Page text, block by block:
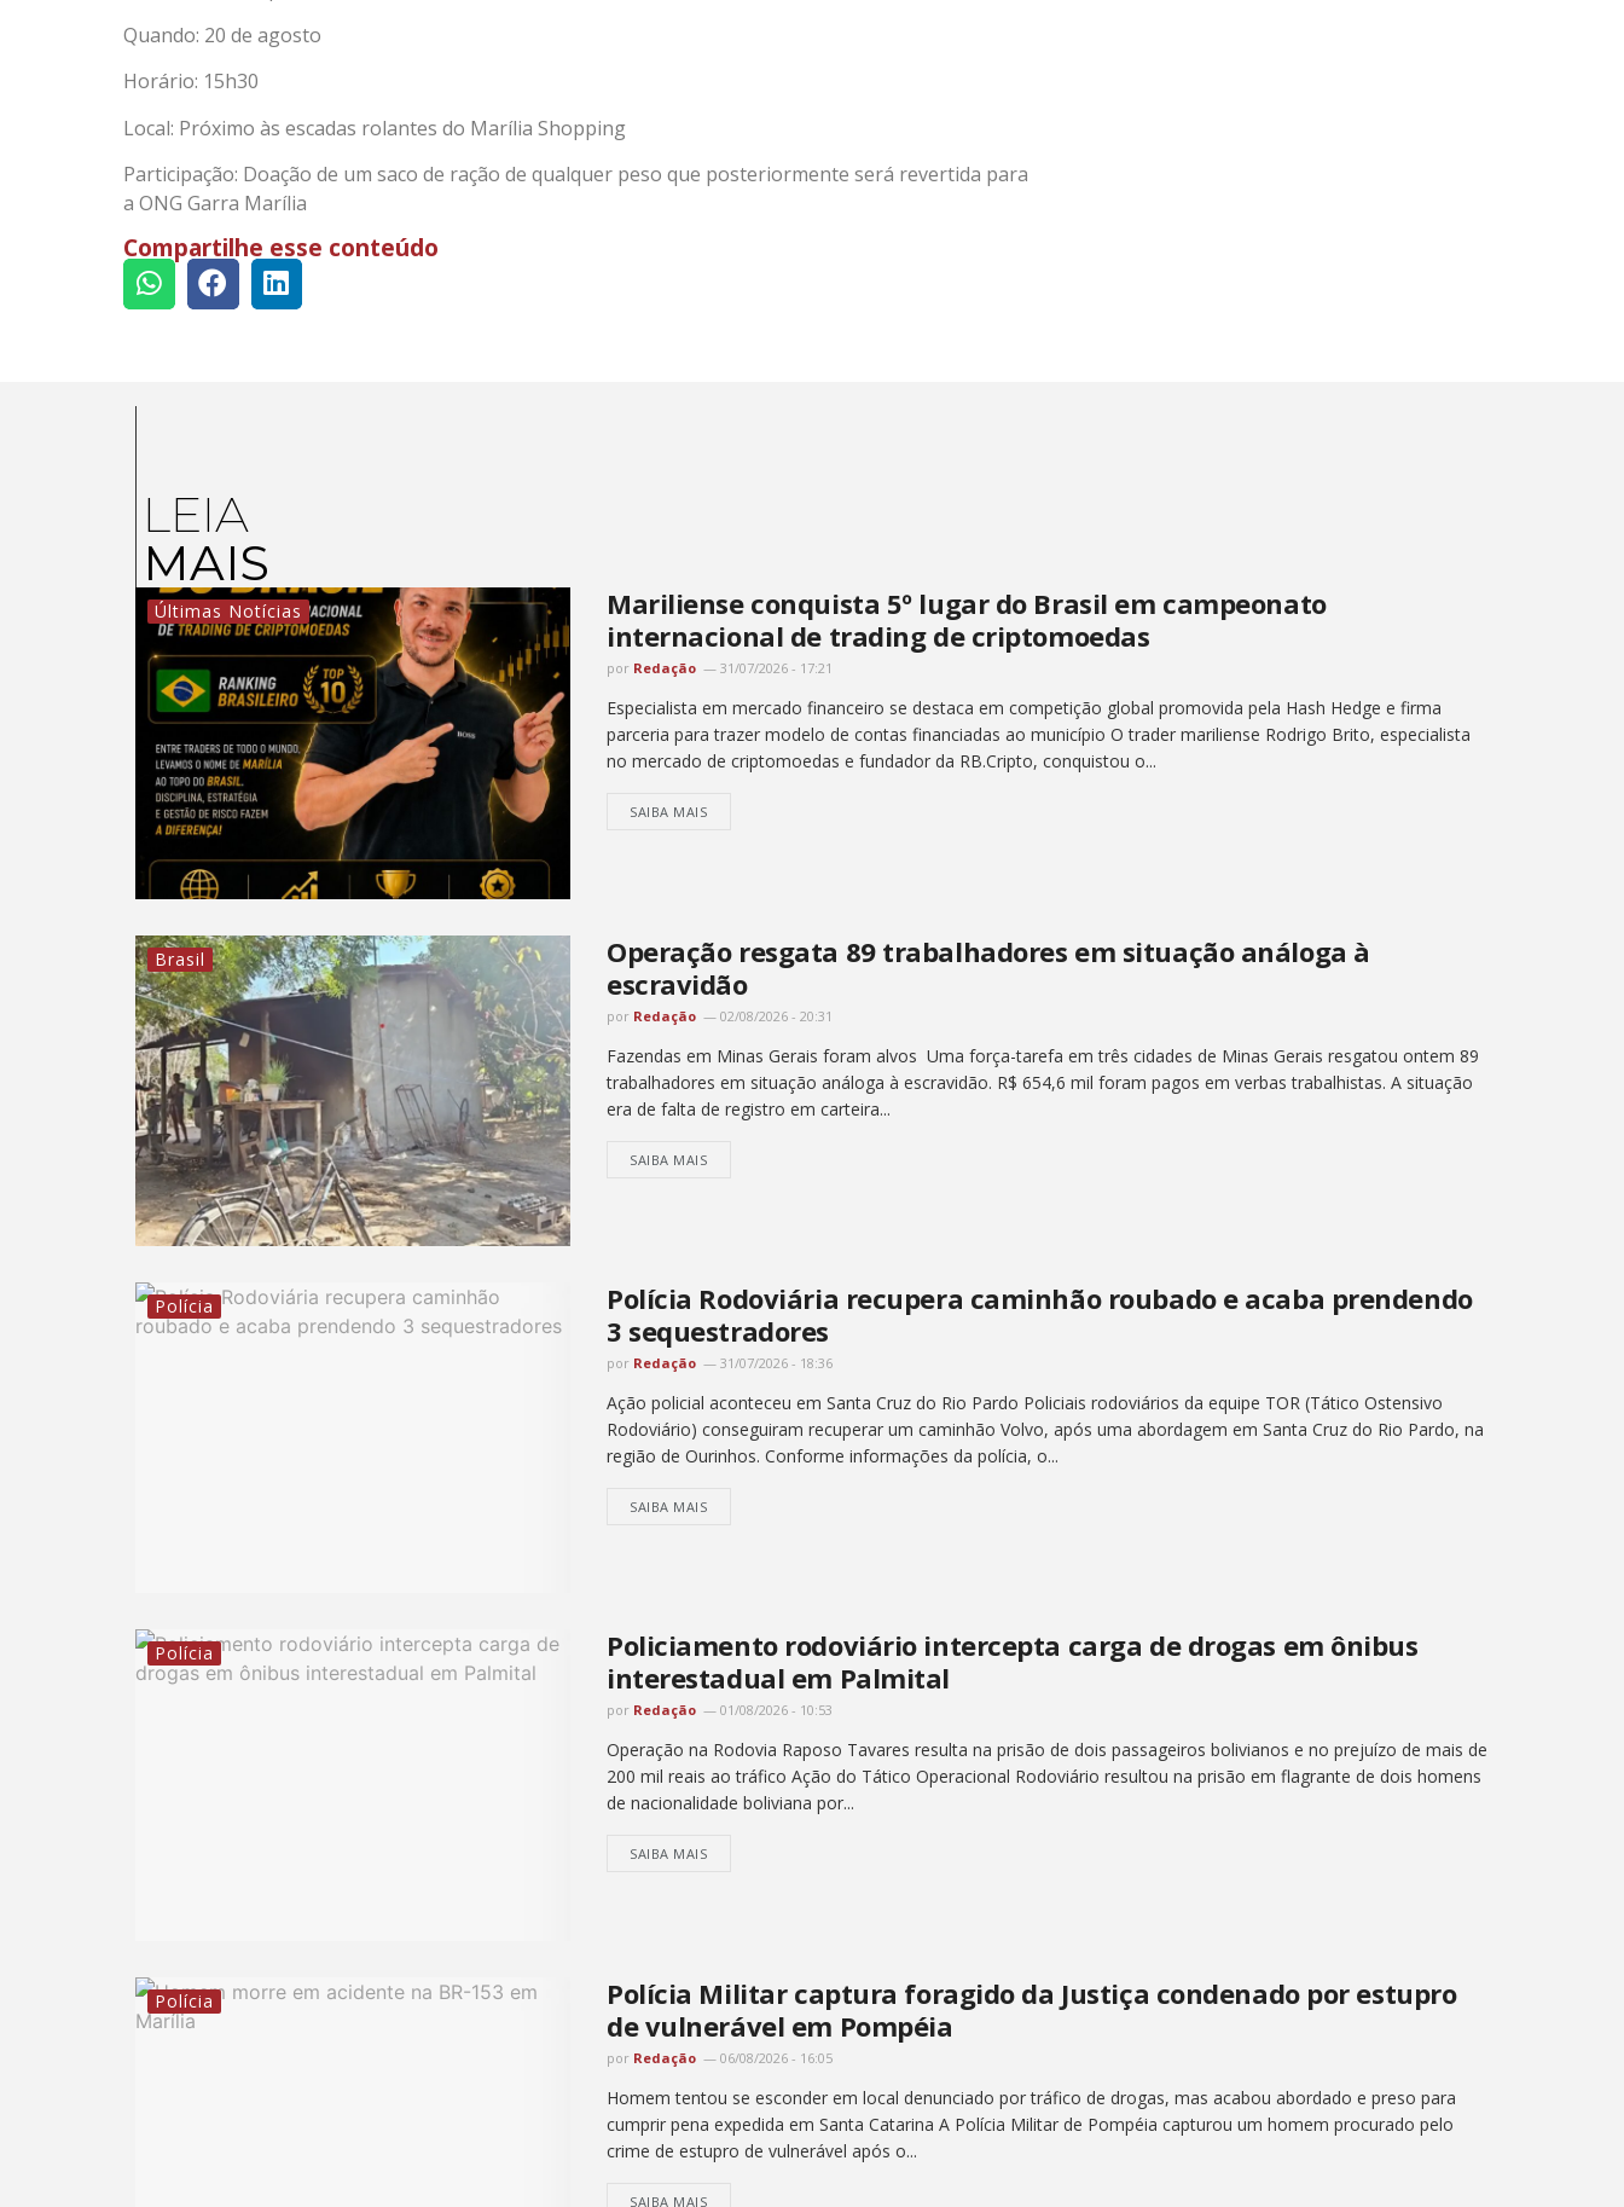
Quando: 20 de agosto
Horário: 15h30
Local: Próximo às escadas rolantes do Marília Shopping
Participação: Doação de um saco de ração de qualquer peso que posteriormente será revertida para
a ONG Garra Marília
Compartilhe esse conteúdo
LEIA
MAIS
Últimas Notícias
Mariliense conquista 5º lugar do Brasil em campeonato
internacional de trading de criptomoedas
por Redação 31/07/2026 - 17:21
Especialista em mercado financeiro se destaca em competição global promovida pela Hash Hedge e firma
parceria para trazer modelo de contas financiadas ao município O trader mariliense Rodrigo Brito, especialista
no mercado de criptomoedas e fundador da RB.Cripto, conquistou o...
SAIBA MAIS
Brasil
Operação resgata 89 trabalhadores em situação análoga à
escravidão
por Redação 02/08/2026 - 20:31
Fazendas em Minas Gerais foram alvos Uma força-tarefa em três cidades de Minas Gerais resgatou ontem 89
trabalhadores em situação análoga à escravidão. R$ 654,6 mil foram pagos em verbas trabalhistas. A situação
era de falta de registro em carteira...
SAIBA MAIS
Polícia
Polícia Rodoviária recupera caminhão roubado e acaba prendendo
3 sequestradores
por Redação 31/07/2026 - 18:36
Ação policial aconteceu em Santa Cruz do Rio Pardo Policiais rodoviários da equipe TOR (Tático Ostensivo
Rodoviário) conseguiram recuperar um caminhão Volvo, após uma abordagem em Santa Cruz do Rio Pardo, na
região de Ourinhos. Conforme informações da polícia, o...
SAIBA MAIS
Polícia
Policiamento rodoviário intercepta carga de drogas em ônibus
interestadual em Palmital
por Redação 01/08/2026 - 10:53
Operação na Rodovia Raposo Tavares resulta na prisão de dois passageiros bolivianos e no prejuízo de mais de
200 mil reais ao tráfico Ação do Tático Operacional Rodoviário resultou na prisão em flagrante de dois homens
de nacionalidade boliviana por...
SAIBA MAIS
Polícia
Polícia Militar captura foragido da Justiça condenado por estupro
de vulnerável em Pompéia
por Redação 06/08/2026 - 16:05
Homem tentou se esconder em local denunciado por tráfico de drogas, mas acabou abordado e preso para
cumprir pena expedida em Santa Catarina A Polícia Militar de Pompéia capturou um homem procurado pelo
crime de estupro de vulnerável após o...
SAIBA MAIS